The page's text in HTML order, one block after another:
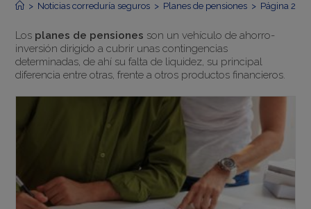
> Noticias correduría seguros > Planes de pensiones > Página 2
Los planes de pensiones son un vehículo de ahorro-
inversión dirigido a cubrir unas contingencias
determinadas, de ahí su falta de liquidez, su principal
diferencia entre otras, frente a otros productos financieros.